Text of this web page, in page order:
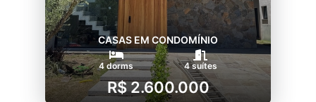
CASAS EM CONDOMÍNIO
4 dorms 4 suítes
R$ 2.600.000